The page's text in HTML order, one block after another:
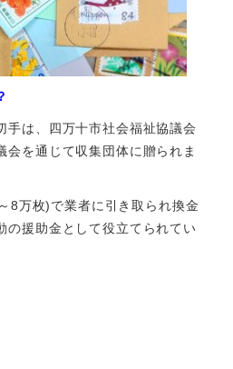
手は、四万十市社会福祉協議会
会を通じて収集団体に贈られま
8万枚)で業者に引き取られ換金
の援助金として役立てられてい